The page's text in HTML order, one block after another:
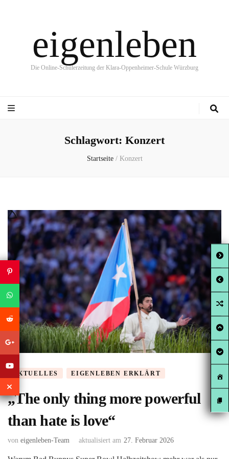
eigenleben
Die Online-Schülerzeitung der Klara-Oppenheimer-Schule Würzburg
Schlagwort: Konzert
Startseite / Konzert
AKTUELLES EIGENLEBEN ERKLÄRT
„The only thing more powerful
than hate is love“
von eigenleben-Team aktualisiert am 27. Februar 2026